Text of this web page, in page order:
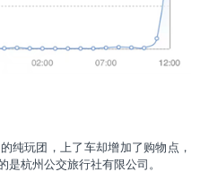
纯玩团，上了车却增加了购物点，
杭州公交旅行社有限公司。